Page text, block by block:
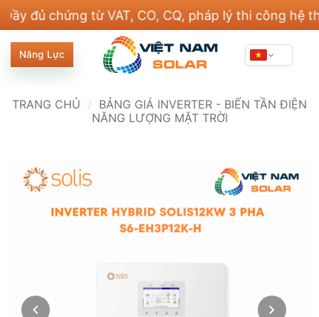
Bỏ
nội
dung
từ VAT, CO, CQ, pháp lý thi công hệ thống
Năng Lực
TRANG CHỦ / BẢNG GIÁ INVERTER - BIẾN TẦN ĐIỆN
NĂNG LƯỢNG MẶT TRỜI